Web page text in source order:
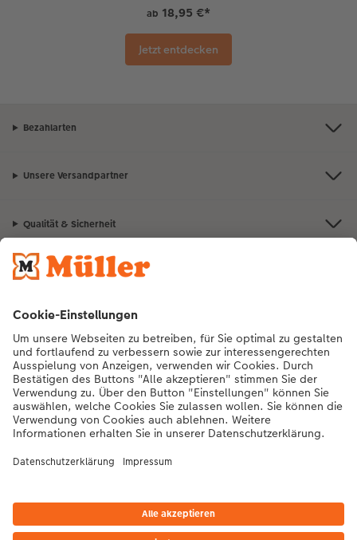
ab 18,95 €*
Jetzt entdecken
Bezahlarten
Unsere Versandpartner
Qualität & Sicherheit
Nachhaltigkeit bei CEWE
Mein Fotoservice
Informationen
Sortiment
Inspirationen
Bei Fragen zu Produkten oder der Bestellung können Sie uns gern anrufen:
0441 18131904Mo. bis Sa.: 8:00 – 20:00 Uhr und So.: 10:00 – 18:00 Uhr